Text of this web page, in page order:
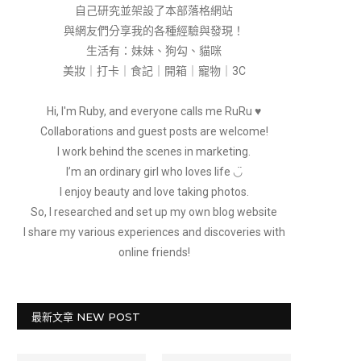
自己研究並架設了本部落格網站
與網友們分享我的各種經驗與發現！
生活有：妹妹、狗勾、貓咪
美妝｜打卡｜食記｜開箱｜寵物｜3C
Hi, I'm Ruby, and everyone calls me RuRu ♥
Collaborations and guest posts are welcome!
I work behind the scenes in marketing.
I’m an ordinary girl who loves life ◡̈
I enjoy beauty and love taking photos.
So, I researched and set up my own blog website
I share my various experiences and discoveries with
online friends!
最新文章 NEW POST